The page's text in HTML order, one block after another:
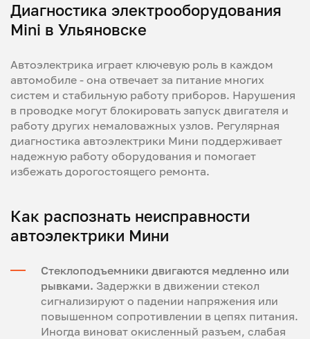
Диагностика электрооборудования
Mini в Ульяновске
Автоэлектрика играет ключевую роль в каждом
автомобиле - она отвечает за питание многих
систем и стабильную работу приборов. Нарушения
в проводке могут блокировать запуск двигателя и
работу других немаловажных узлов. Регулярная
диагностика автоэлектрики Мини поддерживает
надежную работу оборудования и помогает
избежать дорогостоящего ремонта.
Как распознать неисправности
автоэлектрики Мини
Стеклоподъемники двигаются медленно или
рывками. Задержки в движении стекол
сигнализируют о падении напряжения или
повышенном сопротивлении в цепях питания.
Иногда виноват окисленный разъем, слабая